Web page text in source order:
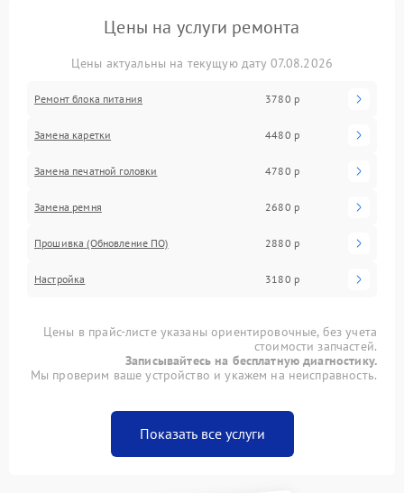
Цены на услуги ремонта
Цены актуальны на текущую дату 07.08.2026
Ремонт блока питания 3780 р
Замена каретки 4480 р
Замена печатной головки 4780 р
Замена ремня 2680 р
Прошивка (Обновление ПО) 2880 р
Настройка 3180 р
Цены в прайс-листе указаны ориентировочные, без учета
стоимости запчастей.
Записывайтесь на бесплатную диагностику.
Мы проверим ваше устройство и укажем на неисправность.
Показать все услуги